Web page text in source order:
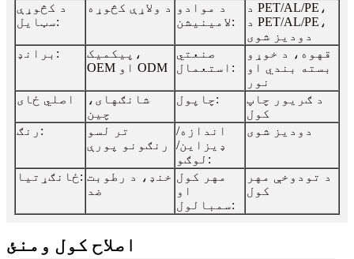
د کڅوړې
سټایل:
د ولاړې کڅوړه
د موادو
لامینیشن:
د PET/AL/PE،
د PET/AL/PE،
دودیز شوی
برانډ:
پیکمیک،
OEM او ODM
صنعتي
استعمال:
قهوه، د خوړو
بسته بندي او
نور
اصلي ځای
شانګهای،
چین
چاپول:
د ګریور چاپ
کول
رنګ:
تر لسو
رنګونو پورې
اندازه/
ډیزاین/
لوګو:
دودیز شوی
ځانګړتیا: خنډ، د رطوبت
ضد
مهر کول
او
سمبالول:
د تودوخې مهر
کول
اصلاح کول ومنئ